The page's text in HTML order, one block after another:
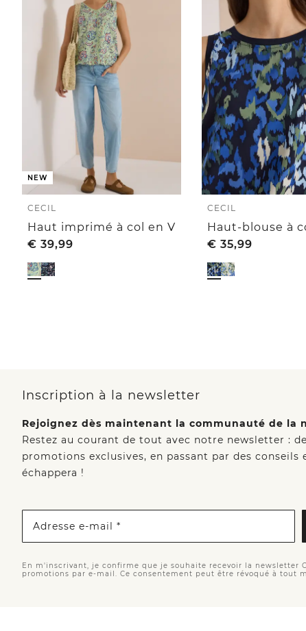
NEW
CECIL
Haut imprimé à col en V
€ 39,99
CECIL
€ 35,99
Inscription à la newsletter
Rejoignez dès maintenant la communauté de la
Restez au courant de tout avec notre newsletter :
promotions exclusives, en passant par des conseils
échappera !
Adresse e-mail *
En m'inscrivant, je confirme que je souhaite recevoir la newsletter
promotions par e-mail. Ce consentement peut être révoqué à tout